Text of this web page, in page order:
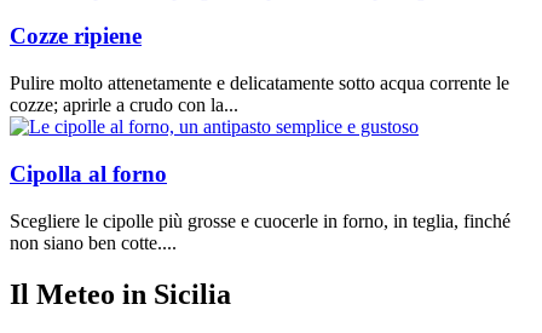
Cozze ripiene
Pulire molto attenetamente e delicatamente sotto acqua corrente le
cozze; aprirle a crudo con la...
Cipolla al forno
Scegliere le cipolle più grosse e cuocerle in forno, in teglia, finché
non siano ben cotte....
Il Meteo in Sicilia